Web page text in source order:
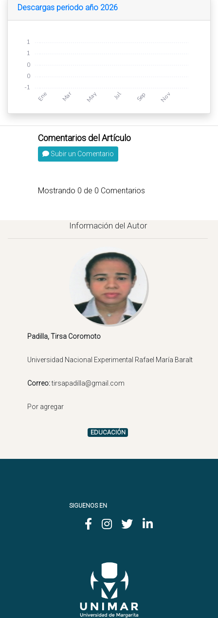
Descargas periodo año 2026
Subir un Comentario
Mostrando 0 de 0 Comentarios
Información del Autor
Correo:
EDUCACIÓN
SIGUENOS EN